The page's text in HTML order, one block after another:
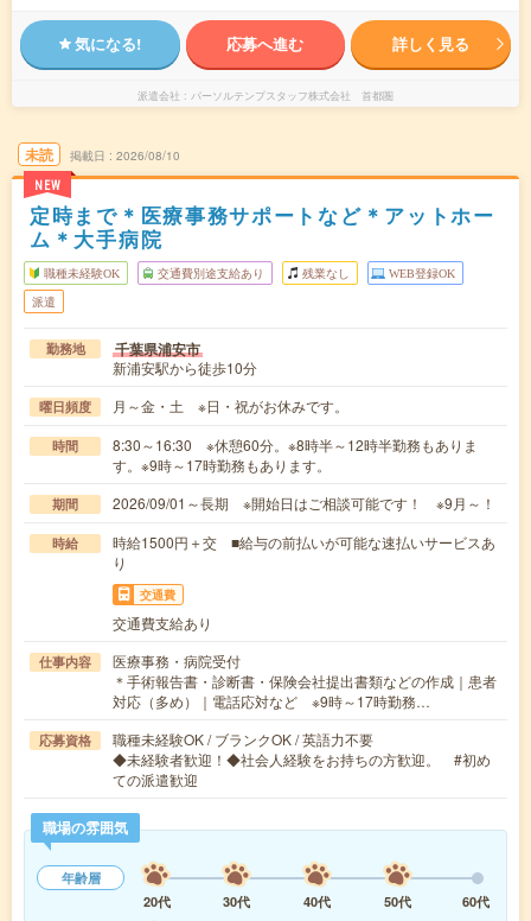
気になる! 応募へ進む 詳しく見る
派遣会社 パーソルテンプスタッフ株式会社 首都圏
未読
NEW
掲載日 2026/08/10
定時まで＊医療事務サポートなど＊アットホー
ム＊大手病院
職種未経験OK 交通費別途支給あり 残業なし WEB登録OK
派遣
勤務地 千葉県浦安市
新浦安駅から徒歩10分
曜日頻度 月～金・土 ※日・祝がお休みです。
時間
8:30～16:30 ※休憩60分。※8時半～12時半勤務もありま
す。※9時～17時勤務もあります。
期間 2026/09/01～長期 ※開始日はご相談可能です！ ※9月～！
時給
時給1500円＋交 ■給与の前払いが可能な速払いサービスあ
り
交通費
交通費支給あり
仕事内容
医療事務・病院受付
＊手術報告書・診断書・保険会社提出書類などの作成｜患者
対応（多め）｜電話応対など ※9時～17時勤務…
応募資格
職種未経験OK / ブランクOK / 英語力不要
◆未経験者歓迎！◆社会人経験をお持ちの方歓迎。 #初め
ての派遣歓迎
職場の雰囲気
年齢層
20代
30代 40代 50代
60代